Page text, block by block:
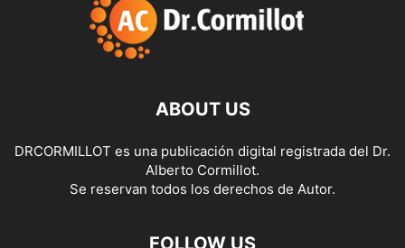
ABOUT US
DRCORMILLOT es una publicación digital registrada del Dr.
Alberto Cormillot.
Se reservan todos los derechos de Autor.
FOLLOW US